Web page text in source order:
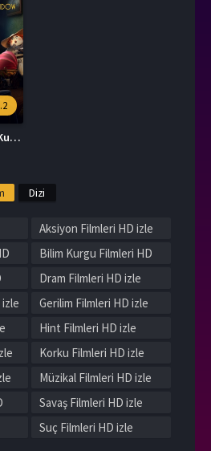
Dedektif Sun ve Ekibi: Kurtarma Operasyonu
Dizi
Aksiyon Filmleri HD izle
Bilim Kurgu Filmleri HD
izle
Dram Filmleri HD izle
Gerilim Filmleri HD izle
Hint Filmleri HD izle
Korku Filmleri HD izle
Müzikal Filmleri HD izle
Savaş Filmleri HD izle
Suç Filmleri HD izle